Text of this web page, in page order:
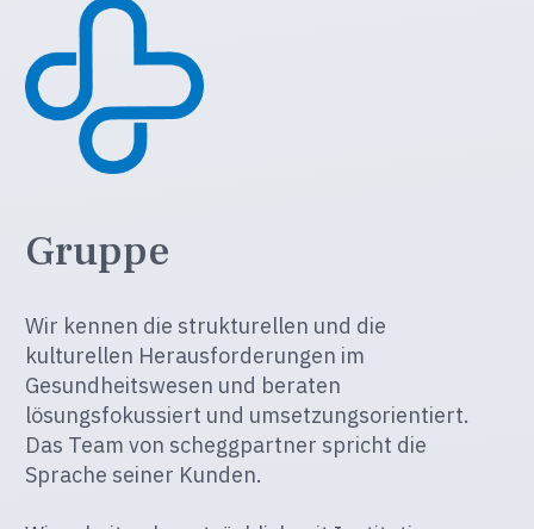
Gruppe
Wir kennen die strukturellen und die
kulturellen Herausforderungen im
Gesundheitswesen und beraten
lösungsfokussiert und umsetzungsorientiert.
Das Team von scheggpartner spricht die
Sprache seiner Kunden.